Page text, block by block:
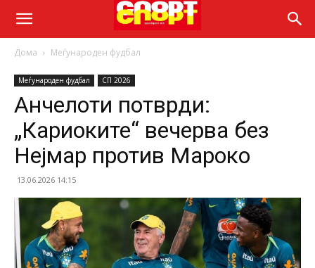
Дома Меѓународен фудбал
Меѓународен фудбал СП 2026
Анчелоти потврди:
„Кариоките“ вечерва без
Нејмар против Мароко
13.06.2026 14:15